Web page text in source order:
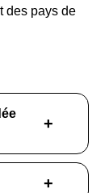
des pays de